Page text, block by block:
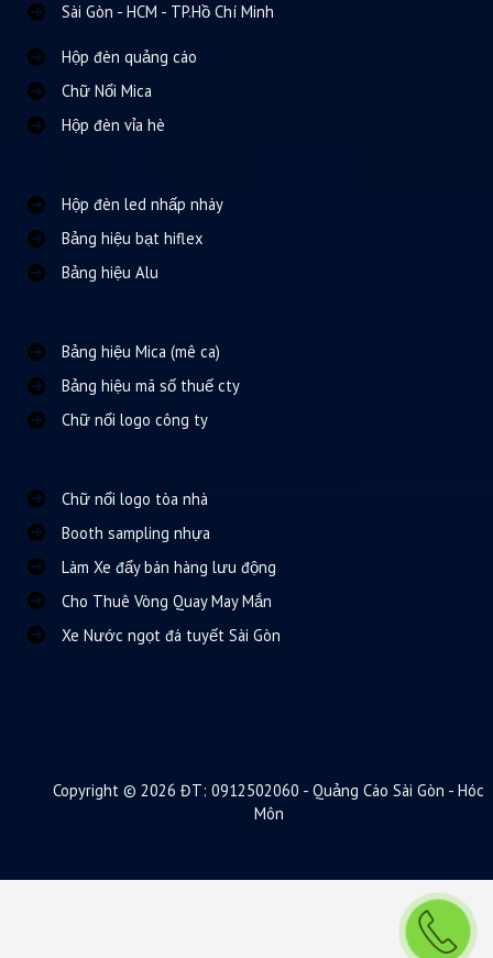
Sài Gòn - HCM - TP.Hồ Chí Minh
Hộp đèn quảng cáo
Chữ Nổi Mica
Hộp đèn vỉa hè
Hộp đèn led nhấp nháy
Bảng hiệu bạt hiflex
Bảng hiệu Alu
Bảng hiệu Mica (mê ca)
Bảng hiệu mã số thuế cty
Chữ nổi logo công ty
Chữ nổi logo tòa nhà
Booth sampling nhựa
Làm Xe đẩy bán hàng lưu động
Cho Thuê Vòng Quay May Mắn
Xe Nước ngọt đá tuyết Sài Gòn
Copyright © 2026 ĐT: 0912502060 - Quảng Cáo Sài Gòn - Hóc
Môn